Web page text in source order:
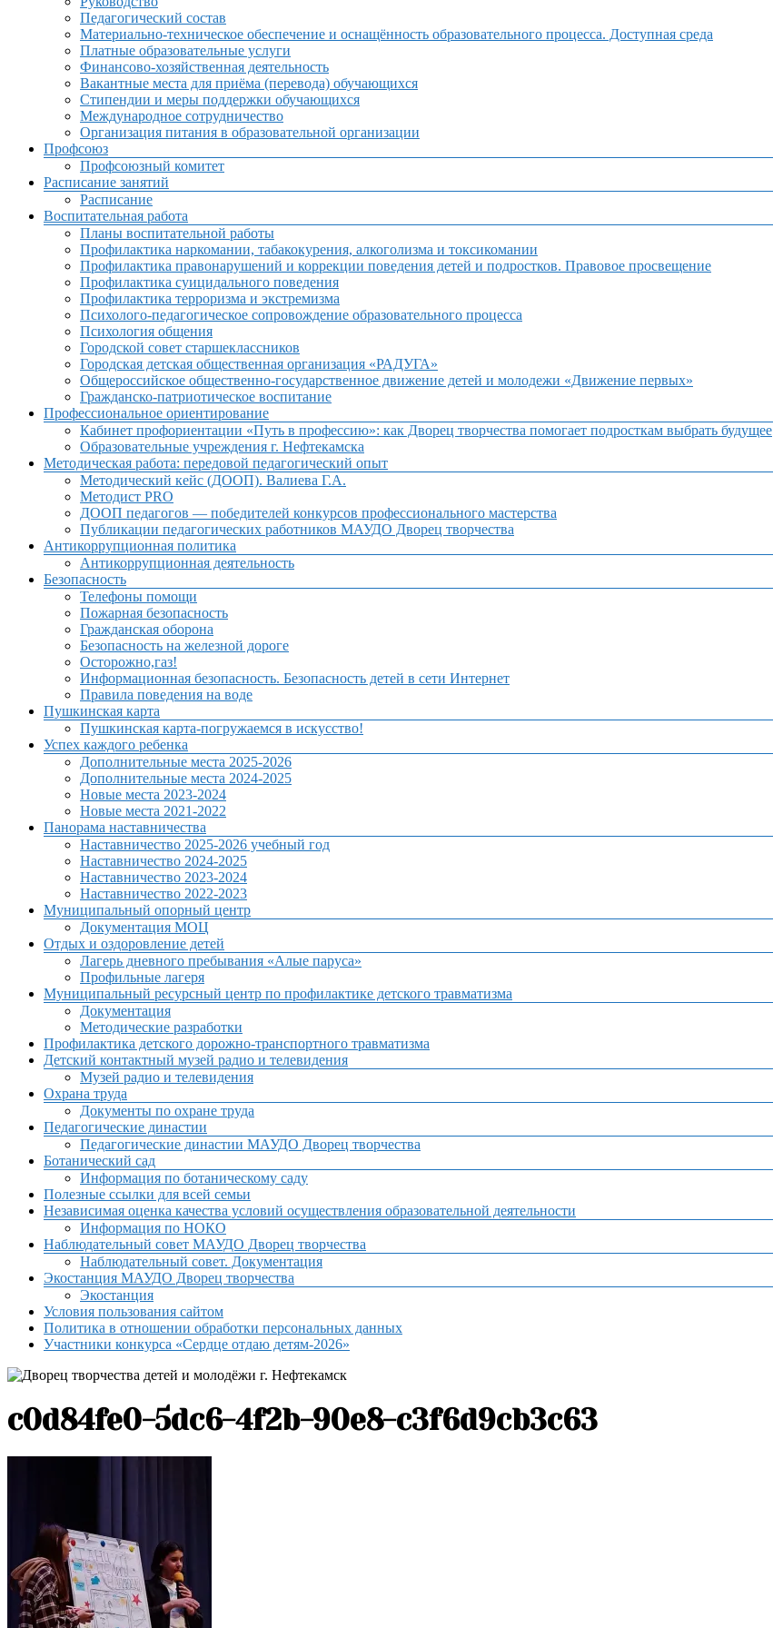
Педагогический состав
Материально-техническое обеспечение и оснащённость образовательного процесса. Доступная среда
Платные образовательные услуги
Финансово-хозяйственная деятельность
Вакантные места для приёма (перевода) обучающихся
Стипендии и меры поддержки обучающихся
Международное сотрудничество
Организация питания в образовательной организации
Профсоюз
Профсоюзный комитет
Расписание занятий
Расписание
Воспитательная работа
Планы воспитательной работы
Профилактика наркомании, табакокурения, алкоголизма и токсикомании
Профилактика правонарушений и коррекции поведения детей и подростков. Правовое просвещение
Профилактика суицидального поведения
Профилактика терроризма и экстремизма
Психолого-педагогическое сопровождение образовательного процесса
Психология общения
Городской совет старшеклассников
Городская детская общественная организация «РАДУГА»
Общероссийское общественно-государственное движение детей и молодежи «Движение первых»
Гражданско-патриотическое воспитание
Профессиональное ориентирование
Кабинет профориентации «Путь в профессию»: как Дворец творчества помогает подросткам выбрать будущее
Образовательные учреждения г. Нефтекамска
Методическая работа: передовой педагогический опыт
Методический кейс (ДООП). Валиева Г.А.
Методист PRO
ДООП педагогов — победителей конкурсов профессионального мастерства
Публикации педагогических работников МАУДО Дворец творчества
Антикоррупционная политика
Антикоррупционная деятельность
Безопасность
Телефоны помощи
Пожарная безопасность
Гражданская оборона
Безопасность на железной дороге
Осторожно,газ!
Информационная безопасность. Безопасность детей в сети Интернет
Правила поведения на воде
Пушкинская карта
Пушкинская карта-погружаемся в искусство!
Успех каждого ребенка
Дополнительные места 2025-2026
Дополнительные места 2024-2025
Новые места 2023-2024
Новые места 2021-2022
Панорама наставничества
Наставничество 2025-2026 учебный год
Наставничество 2024-2025
Наставничество 2023-2024
Наставничество 2022-2023
Муниципальный опорный центр
Документация МОЦ
Отдых и оздоровление детей
Лагерь дневного пребывания «Алые паруса»
Профильные лагеря
Муниципальный ресурсный центр по профилактике детского травматизма
Документация
Методические разработки
Профилактика детского дорожно-транспортного травматизма
Детский контактный музей радио и телевидения
Музей радио и телевидения
Охрана труда
Документы по охране труда
Педагогические династии
Педагогические династии МАУДО Дворец творчества
Ботанический сад
Информация по ботаническому саду
Полезные ссылки для всей семьи
Независимая оценка качества условий осуществления образовательной деятельности
Информация по НОКО
Наблюдательный совет МАУДО Дворец творчества
Наблюдательный совет. Документация
Экостанция МАУДО Дворец творчества
Экостанция
Условия пользования сайтом
Политика в отношении обработки персональных данных
Участники конкурса «Сердце отдаю детям-2026»
c0d84fe0-5dc6-4f2b-90e8-c3f6d9cb3c63